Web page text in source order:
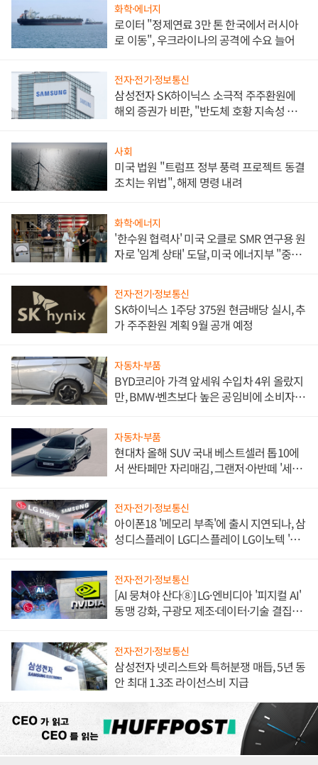
화학·에너지
로이터 "정제연료 3만 톤 한국에서 러시아
로 이동", 우크라이나의 공격에 수요 늘어
전자·전기·정보통신
삼성전자 SK하이닉스 소극적 주주환원에
해외 증권가 비판, "반도체 호황 지속성 의
사회
미국 법원 "트럼프 정부 풍력 프로젝트 동결
조치는 위법", 해제 명령 내려
화학·에너지
'한수원 협력사' 미국 오클로 SMR 연구용 원
자로 '임계 상태' 도달, 미국 에너지부 "중요
전자·전기·정보통신
SK하이닉스 1주당 375원 현금배당 실시, 추
가 주주환원 계획 9월 공개 예정
자동차·부품
BYD코리아 가격 앞세워 수입차 4위 올랐지
만, BMW·벤츠보다 높은 공임비에 소비자
자동차·부품
현대차 올해 SUV 국내 베스트셀러 톱10에
서 싼타페만 자리매김, 그랜저·아반떼 '세단
전자·전기·정보통신
아이폰18 '메모리 부족'에 출시 지연되나, 삼
성디스플레이 LG디스플레이 LG이노텍 '탈
전자·전기·정보통신
[AI 뭉쳐야 산다⑧] LG·엔비디아 '피지컬 AI'
동맹 강화, 구광모 제조·데이터·기술 결집
전자·전기·정보통신
삼성전자 넷리스트와 특허분쟁 매듭, 5년 동
안 최대 1.3조 라이선스비 지급